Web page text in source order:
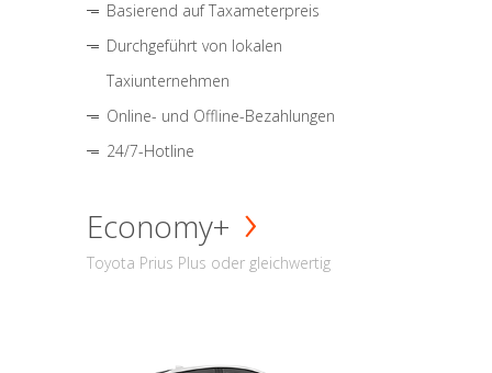
Basierend auf Taxameterpreis
Durchgeführt von lokalen
Taxiunternehmen
Online- und Offline-Bezahlungen
24/7-Hotline
Economy+
Toyota Prius Plus oder gleichwertig